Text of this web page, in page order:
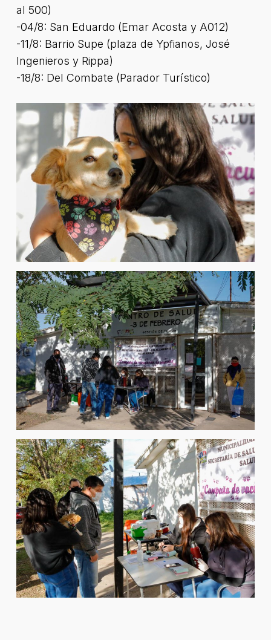
al 500)
-04/8: San Eduardo (Emar Acosta y A012)
-11/8: Barrio Supe (plaza de Ypfianos, José
Ingenieros y Rippa)
-18/8: Del Combate (Parador Turístico)